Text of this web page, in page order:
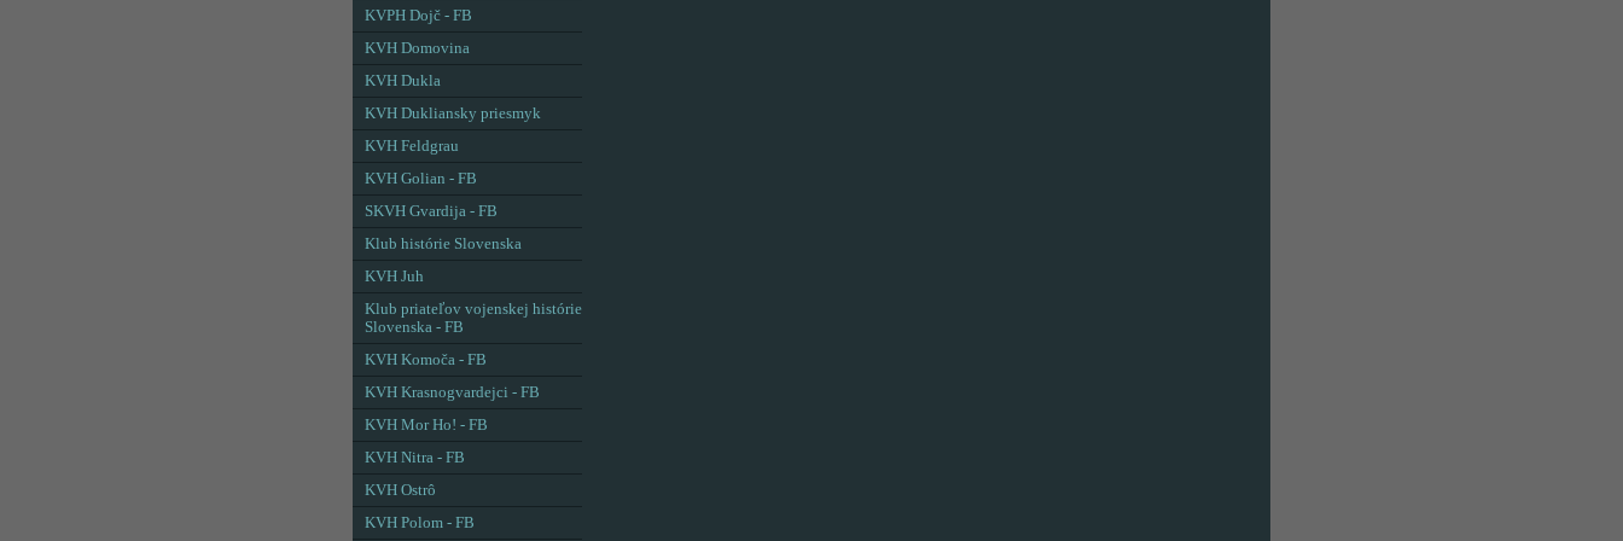
KVPH Dojč - FB
KVH Domovina
KVH Dukla
KVH Dukliansky priesmyk
KVH Feldgrau
KVH Golian - FB
SKVH Gvardija - FB
Klub histórie Slovenska
KVH Juh
Klub priateľov vojenskej histórie
Slovenska - FB
KVH Komoča - FB
KVH Krasnogvardejci - FB
KVH Mor Ho! - FB
KVH Nitra - FB
KVH Ostrô
KVH Polom - FB